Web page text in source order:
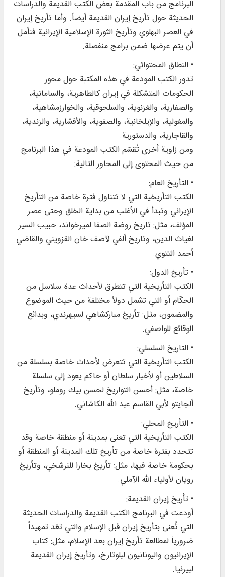
البرنامج من باب المقدمة بعض الكتب القديمة والدراسات
الحديثة حول تأريخ إيران القديمة أيضاً. وأما تأريخ إيران
في العصر البهلوي وتأريخ الثورة الإسلامية الإيرانية فنأمل
أن يتم عرضها ضمن برامج منفصلة.
• النطاق المحتوائي:
تدور الكتب المودعة في هذه المكتبة حول محور
الحكومات المتشكلة في إيران كالطاهرية، والسامانية،
والصفارية، والغزنوية، والسلجوقية، والخوارزمشاهية،
والمغولية، والإيلخانية، والصفوية، والأفشارية، والزندية،
والقاجارية، والدستورية.
ومن زاوية أخرى تُقسّم الكتب المودعة في هذا البرنامج
من حيث المحتوى إلى المحاور التالية:
• التأريخ العام:
الكتب التأريخية التي لا تتناول فترة خاصة من التأريخ
الإيراني وتبدأ في الأغلب من بداية الخلق وحتى عصر
المؤلف، مثل: تاريخ روضة الصفا لميرخواند، حبيب السير
لغياث الدين، وتاريخ ألفي لآصف خان القزويني والقاضي
أحمد التتوي.
• تأريخ الدول:
الكتب التأريخية التي تتطرق لأحداث عدة سلاسل من
الحكّام أو التي تشمل دولاً مختلفة من حيث الموضوع
والمضمون، مثل: تأريخ مباركشاهي لسيهرندي، وبدائع
الوقائع للواصفي.
• التاريخ السلسلي:
الكتب التأريخية التي تتعرض لأحداث خاصة بسلسلة من
السلاطين أو لأخبار سلطان أو حاكم يعود إلى سلسلة
خاصة، مثل: أحسن التواريخ لحسن بيك روملو، وتأريخ
ألجايتو لأبي القاسم عبد الله الكاشاني.
• التأريخ المحلي:
الكتب التأريخية التي تعنى بمدينة أو منطقة خاصة وقد
تتحدد بفترة خاصة من تأريخ تلك المدينة أو المنطقة أو
بحكومة خاصة فيها، مثل: تأريخ بخارا للنرشخي، وتأريخ
رويان لأولياء الله الآملي.
• تأريخ إيران القديمة:
أودعت في البرنامج الكتب القديمة والدراسات الحديثة
التي تُعنى بتأريخ إيران قبل الإسلام والتي تعّد تمهيداً
ضرورياً لمطالعة تأريخ إيران بعد الإسلام، مثل: كتاب
الإيرانيون واليونانيون لبلوتارخ، وتأريخ إيران القديمة
لبيرنيا.